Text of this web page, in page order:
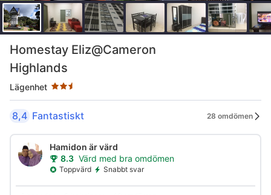
Homestay Eliz@Cameron
Highlands
Lägenhet
Stjärnklassificering: 2.5 stjärnor
8,4 Fantastiskt 28 omdömen
Hamidon är värd
8.3 Värd med bra omdömen
Toppvärd Snabbt svar